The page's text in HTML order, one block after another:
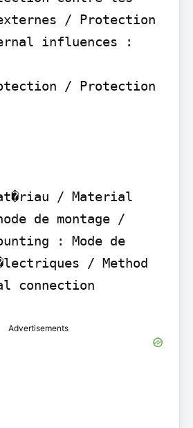
/ Protection
influences :
/ Protection
/ Material
de montage /
: Mode de
/ Method
connection
Advertisements